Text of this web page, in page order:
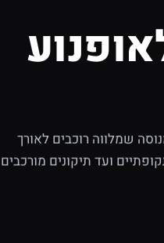
שמלווה רוכבים לאורך
ועד תיקונים מורכבים